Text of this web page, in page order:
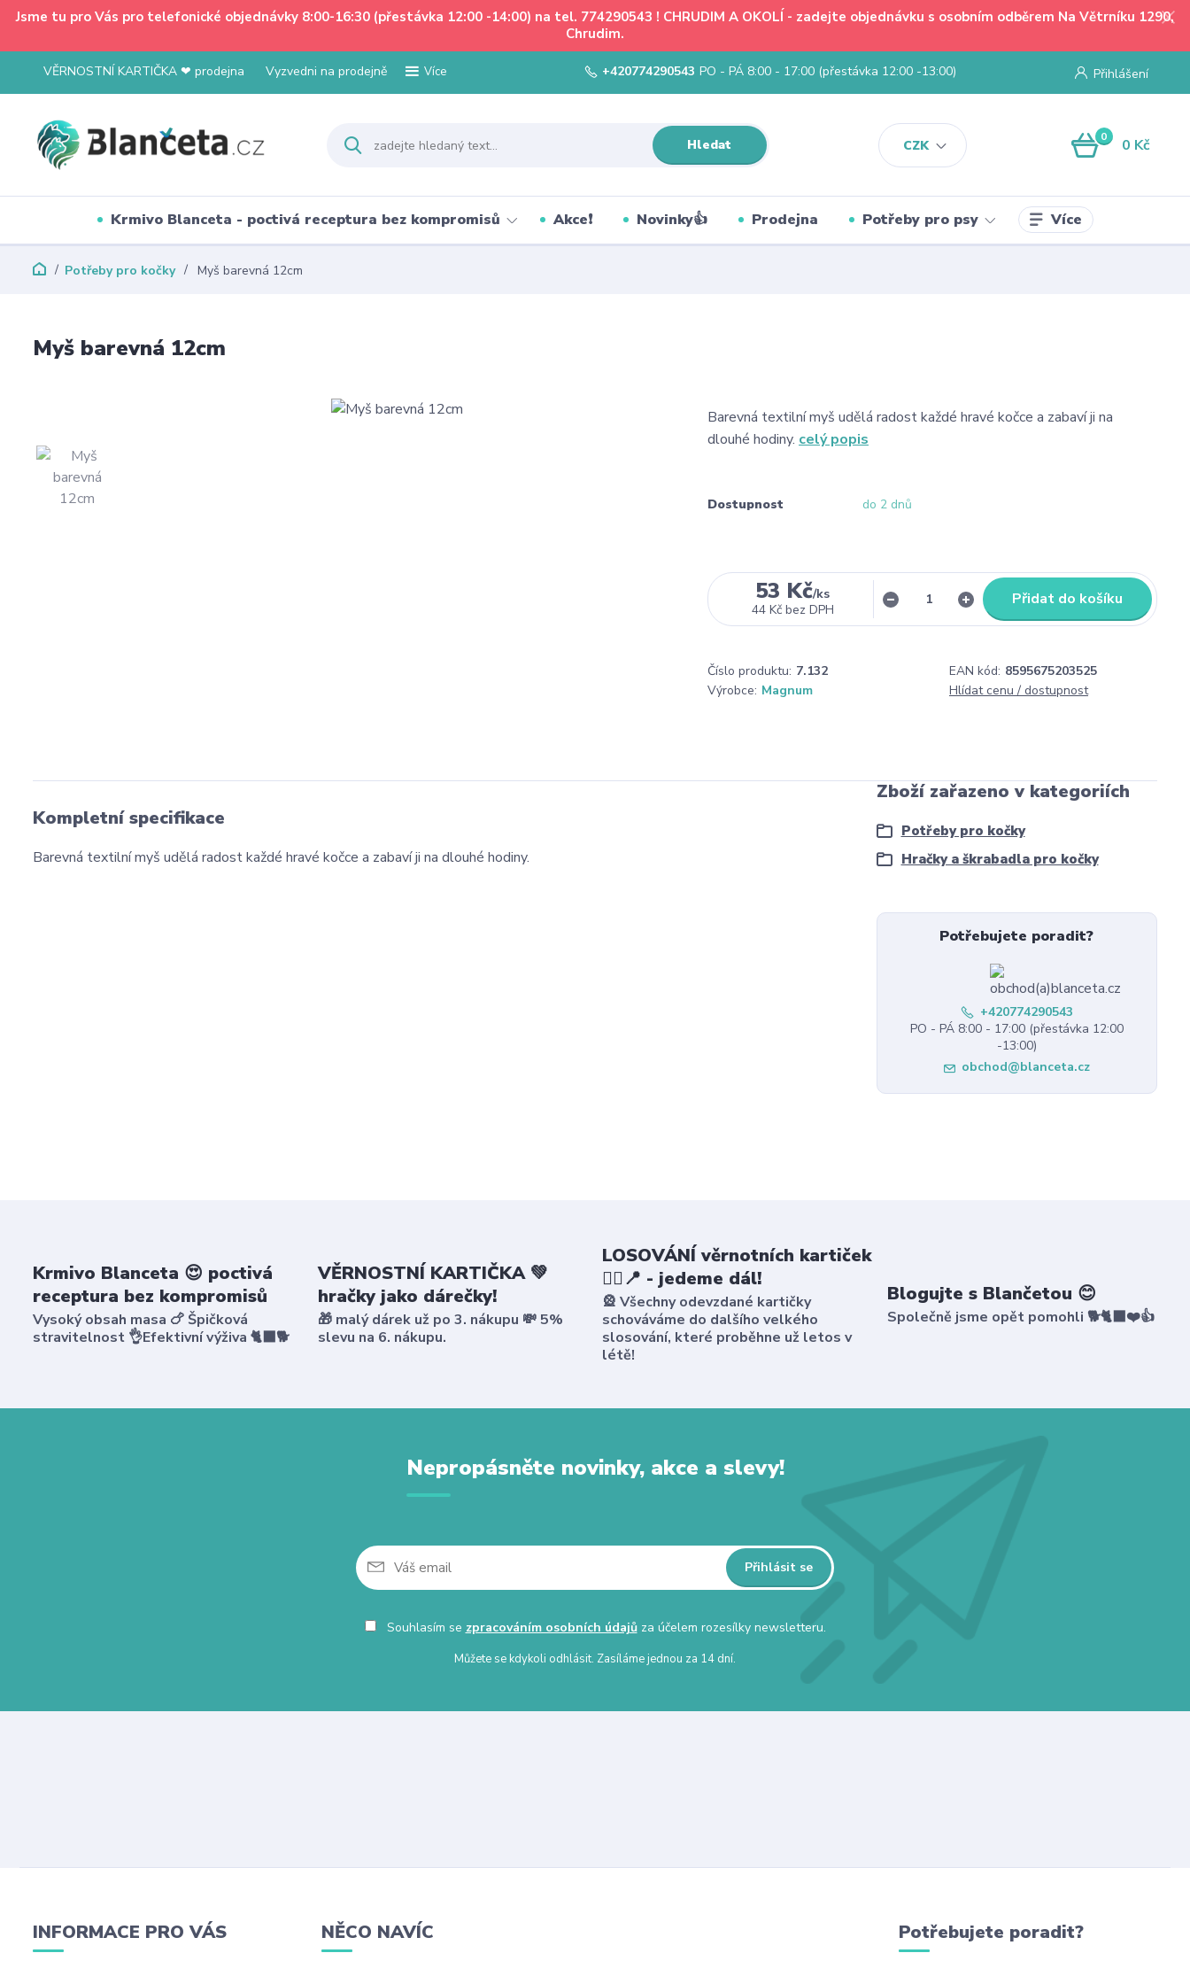
Jsme tu pro Vás pro telefonické objednávky 8:00-16:30 (přestávka 12:00 -14:00) na tel. 774290543 ! CHRUDIM A OKOLÍ - zadejte objednávku s osobním odběrem Na Větrníku 1290,
Chrudim.
VĚRNOSTNÍ KARTIČKA ❤ prodejna Vyzvedni na prodejně Více
CZK
Přihlášení
Hledat
+420774290543 PO - PÁ 8:00 - 17:00 (přestávka 12:00 -13:00)
0 0 Kč
Krmivo Blanceta - poctivá receptura bez kompromisů Akce❗ Novinky👍 Prodejna Potřeby pro psy Více
Potřeby pro kočky Myš barevná 12cm
Myš barevná 12cm
Barevná textilní myš udělá radost každé hravé kočce a zabaví ji na
dlouhé hodiny. celý popis
Dostupnost do 2 dnů
53 Kč/ks
44 Kč bez DPH
Přidat do košíku
Číslo produktu: 7.132 EAN kód: 8595675203525
Výrobce: Magnum Hlídat cenu / dostupnost
Kompletní specifikace
Barevná textilní myš udělá radost každé hravé kočce a zabaví ji na dlouhé hodiny.
Zboží zařazeno v kategoriích
Potřeby pro kočky
Hračky a škrabadla pro kočky
Potřebujete poradit?
+420774290543
PO - PÁ 8:00 - 17:00 (přestávka 12:00
-13:00)
obchod@blanceta.cz
Krmivo Blanceta 😍 poctivá
receptura bez kompromisů
Vysoký obsah masa 🍗 Špičková
stravitelnost 👌Efektivní výživa 🐈‍⬛🐕
VĚRNOSTNÍ KARTIČKA 💚
hračky jako dárečky!
🎁 malý dárek už po 3. nákupu 💸 5%
slevu na 6. nákupu.
LOSOVÁNÍ věrnotních kartiček
🤸‍♀️📍 - jedeme dál!
🎡 Všechny odevzdané kartičky
schováváme do dalšího velkého
slosování, které proběhne už letos v
létě!
Blogujte s Blančetou 😊
Společně jsme opět pomohli 🐕🐈‍⬛❤️👍
Nepropásněte novinky, akce a slevy!
Přihlásit se
Souhlasím se zpracováním osobních údajůza účelem rozesílky newsletteru.
Můžete se kdykoli odhlásit. Zasíláme jednou za 14 dní.
INFORMACE PRO VÁS NĚCO NAVÍC Potřebujete poradit?